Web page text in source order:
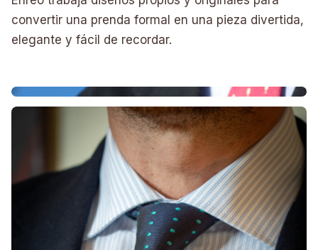
convertir una prenda formal en una pieza divertida,
elegante y fácil de recordar.